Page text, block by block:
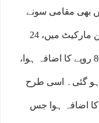
بھی مقامی سونے
کی قیمتوں میں اضافہ ہوا۔ مقامی بلین مارکیٹ میں، 24
قیراط سونے کی فی تولہ قیمت میں 800 روپے کا اضافہ ہوا،
فی تولہ ہو گئی۔ اسی طرح
کی قیمت میں 684 روپے کا اضافہ ہوا جس